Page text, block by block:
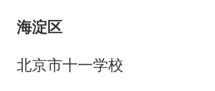
海淀区
北京市十一学校